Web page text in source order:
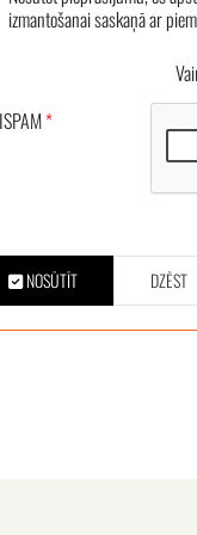
izmantošanai saskaņā ar
*
NOSŪTĪT DZĒST